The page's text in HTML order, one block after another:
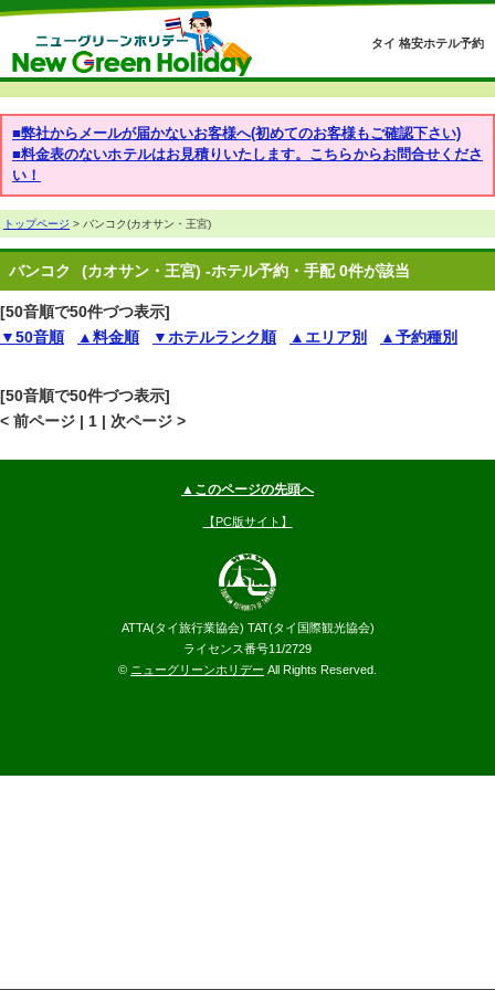
タイ 格安ホテル予約
■弊社からメールが届かないお客様へ(初めてのお客様もご確認下さい)
■料金表のないホテルはお見積りいたします。こちらからお問合せくださ
い！
トップページ > バンコク(カオサン・王宮)
バンコク (カオサン・王宮) -ホテル予約・手配 0件が該当
[50音順で50件づつ表示]
▼50音順
▲料金順 ▼ホテルランク順 ▲エリア別 ▲予約種別
[50音順で50件づつ表示]
< 前ページ | 1 | 次ページ >
▲このページの先頭へ
【PC版サイト】
ATTA(タイ旅行業協会) TAT(タイ国際観光協会)
ライセンス番号11/2729
© ニューグリーンホリデー All Rights Reserved.